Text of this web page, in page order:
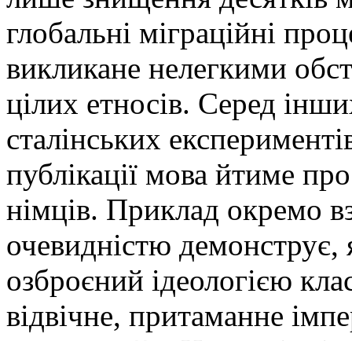
глобальні міграційні
викликане нелегкими
цілих етносів. Серед
сталінських
публікації мова йтиме
німців. Приклад окремо
очевидністю
озброєний ідеологією
відвічне, притаманне